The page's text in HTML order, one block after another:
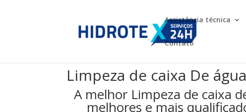
Assistência técnica
Contato
Limpeza de caixa De
A melhor Limpeza de caixa
melhores e mais